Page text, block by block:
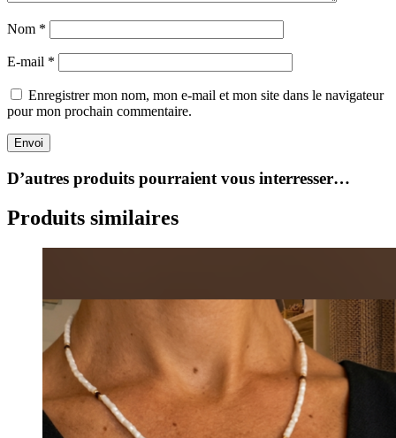
Nom *
E-mail *
Enregistrer mon nom, mon e-mail et mon site dans le navigateur
pour mon prochain commentaire.
Envoi
D’autres produits pourraient vous interresser…
Produits similaires